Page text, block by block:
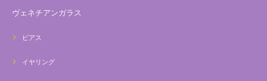
ヴェネチアンガラス
ピアス
イヤリング